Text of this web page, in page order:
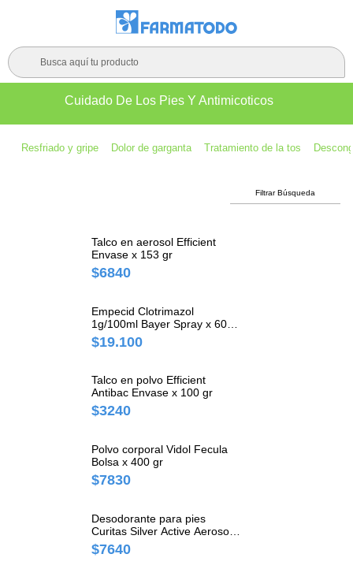
Busca aquí tu producto
Cuidado De Los Pies Y Antimicoticos
Resfriado y gripe Dolor de garganta Tratamiento de la tos
Filtrar Búsqueda
Talco en aerosol Efficient
Envase x 153 gr
$6840
Empecid Clotrimazol
1g/100ml Bayer Spray x 60
ml
$19.100
Talco en polvo Efficient
Antibac Envase x 100 gr
$3240
Polvo corporal Vidol Fecula
Bolsa x 400 gr
$7830
Desodorante para pies
Curitas Silver Active Aerosol x
150 ml
$7640